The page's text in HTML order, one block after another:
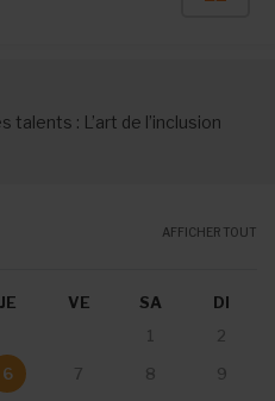
talents : L’art de l’inclusion
JE VE SA
DI
1
2
6 7 8
9
AFFICHER TOUT